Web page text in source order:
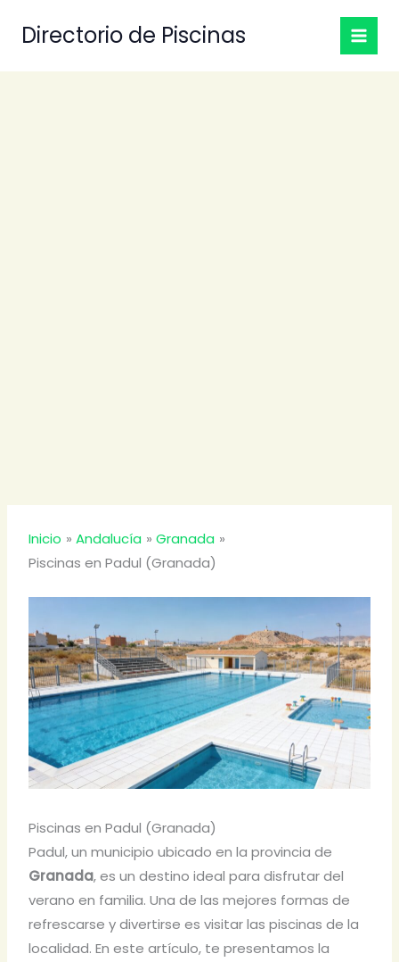
Directorio de Piscinas
Inicio Andalucía
Granada
Piscinas en Padul (Granada)
Piscinas en Padul (Granada)
Padul, un municipio ubicado en la provincia de
Granada, es un destino ideal para disfrutar del
verano en familia. Una de las mejores formas de
refrescarse y divertirse es visitar las piscinas de la
localidad. En este artículo, te presentamos la